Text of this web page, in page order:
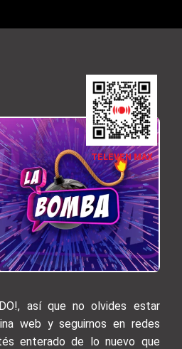
TELEVEN MAX
así que no olvides estar
web y seguirnos en redes
enterado de lo nuevo que